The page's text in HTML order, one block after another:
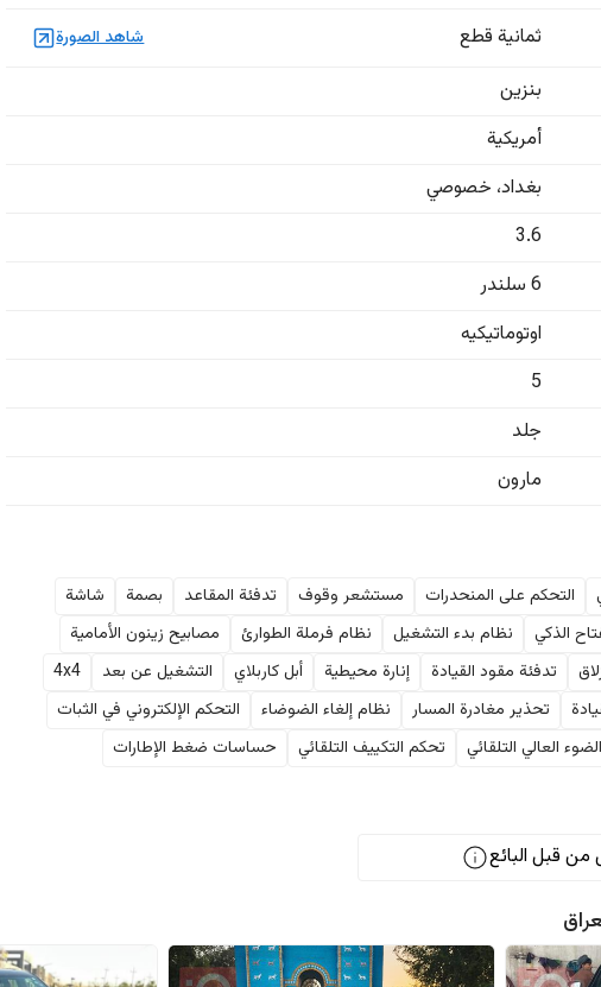
ثمانية قطع شاهد الصورة
بنزين
أمريكية
بغداد، خصوصي
3.6
6 سلندر
اوتوماتيكيه
5
جلد
مارون
التحكم على المنحدرات مستشعر وقوف تدفئة المقاعد بصمة
شاشة
الذكي نظام بدء التشغيل نظام فرملة الطوارئ
مصابيح زينون الأمامية
تدفئة مقود القيادة إنارة محيطية أبل كاربلاي التشغيل عن بعد
4x4
تحذير مغادرة المسار نظام إلغاء الضوضاء
التحكم الإلكتروني في الثبات
الضوء العالي التلقائي تحكم التكييف التلقائي
حساسات ضغط الإطارات
قبل البائع